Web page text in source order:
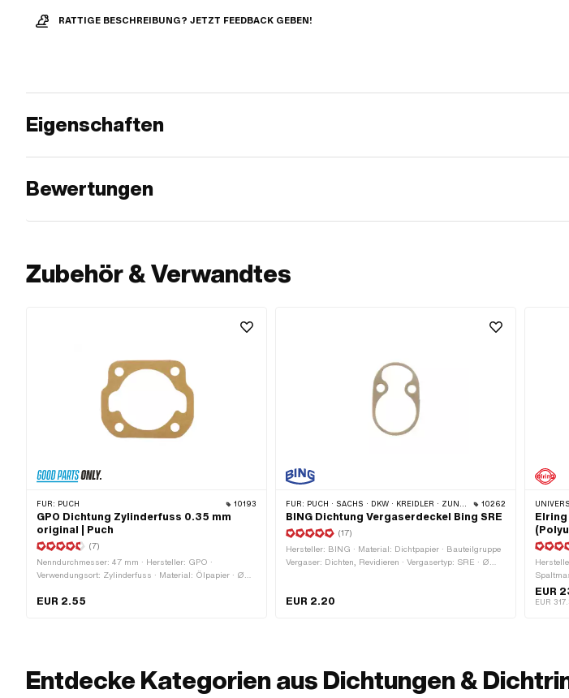
RATTIGE BESCHREIBUNG? JETZT FEEDBACK GEBEN!
Eigenschaften
Bewertungen
Zubehör & Verwandtes
FÜR: PUCH 10193
GPO Dichtung Zylinderfuss 0.35 mm
original | Puch
(7)
Nenndurchmesser: 47 mm · Hersteller: GPO ·
Verwendungsort: Zylinderfuss · Material: Ölpapier · Ø
Anwendungsbereich: Standard · Puch OEM-Nr.:
EUR 2.55
FÜR: PUCH · SACHS · DKW · KREIDLER · ZÜNDAPP 10262
BING Dichtung Vergaserdeckel Bing SRE
(17)
Hersteller: BING · Material: Dichtpapier · Bauteilgruppe
Vergaser: Dichten, Revidieren · Vergasertyp: SRE · Ø
0962 098 000
EUR 2.20
(min.): -
EUR
EUR
Entdecke Kategorien aus Dichtungen &